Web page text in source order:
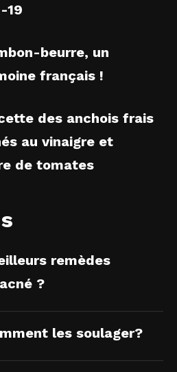
19
beurre, un
français !
des anchois frais
au vinaigre et
de tomates
remèdes
?
les soulager?